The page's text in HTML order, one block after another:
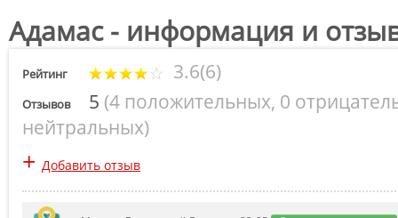
Адамас - информация и
Рейтинг 3.6(6)
Отзывов 5 (4 положительных, 0
нейтральных)
+ Добавить отзыв